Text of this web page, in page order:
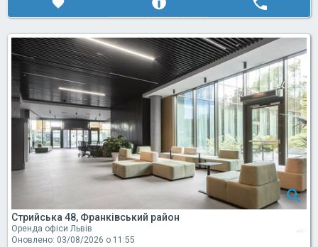
Стрийська 48, Франківський район
Оренда офіси Львів
Оновлено: 03/08/2026 о 11:55